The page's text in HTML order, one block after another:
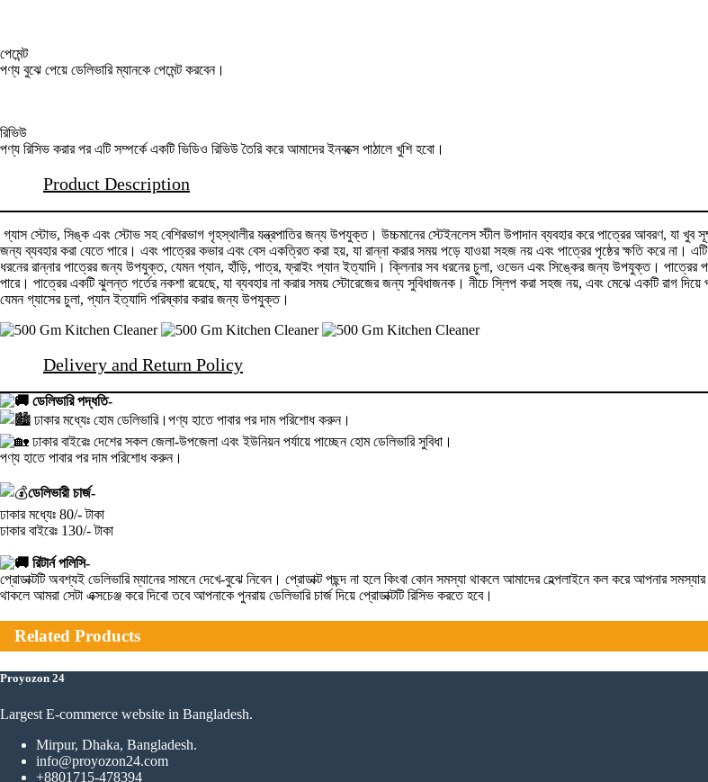
পেমেন্ট
পণ্য বুঝে পেয়ে ডেলিভারি ম্যানকে পেমেন্ট করবেন।
রিভিউ
পণ্য রিসিভ করার পর এটি সম্পর্কে একটি ভিডিও রিভিউ তৈরি করে আমাদের ইনবক্সে পাঠালে খুশি হবো।
Product Description
গ্যাস স্টোভ, সিঙ্ক এবং স্টোভ সহ বেশিরভাগ গৃহস্থালীর যন্ত্রপাতির জন্য উপযুক্ত। উচ্চমানের স্টেইনলেস স্টীল উপাদান ব্যবহার করে পাত্রের আবরণ, যা খুব
জন্য ব্যবহার করা যেতে পারে। এবং পাত্রের কভার এবং বেস একত্রিত করা হয়, যা রান্না করার সময় পড়ে যাওয়া সহজ নয় এবং পাত্রের পৃষ্ঠের ক্ষতি করে না।
ধরনের রান্নার পাত্রের জন্য উপযুক্ত, যেমন প্যান, হাঁড়ি, পাত্র, ফ্রাইং প্যান ইত্যাদি। ক্লিনার সব ধরনের চুলা, ওভেন এবং সিঙ্কের জন্য উপযুক্ত। পাত্রের
পারে। পাত্রের একটি ঝুলন্ত গর্তের নকশা রয়েছে, যা ব্যবহার না করার সময় স্টোরেজের জন্য সুবিধাজনক। নীচে স্লিপ করা সহজ নয়, এবং মেঝে একটি রাগ দিয়ে
যেমন গ্যাসের চুলা, প্যান ইত্যাদি পরিষ্কার করার জন্য উপযুক্ত।
Delivery and Return Policy
ডেলিভারি পদ্ধতি-
ঢাকার মধ্যেঃ হোম ডেলিভারি।পণ্য হাতে পাবার পর দাম পরিশোধ করুন।
ঢাকার বাইরেঃ দেশের সকল জেলা-উপজেলা এবং ইউনিয়ন পর্যায়ে পাচ্ছেন হোম ডেলিভারি সুবিধা।
পণ্য হাতে পাবার পর দাম পরিশোধ করুন।
ডেলিভারী চার্জ-
ঢাকার মধ্যেঃ 80/- টাকা
ঢাকার বাইরেঃ 130/- টাকা
রিটার্ন পলিসি-
প্রোডাক্টটি অবশ্যই ডেলিভারি ম্যানের সামনে দেখে-বুঝে নিবেন। প্রোডাক্ট পছন্দ না হলে কিংবা কোন সমস্যা থাকলে আমাদের হেল্পলাইনে কল করে আপনার
থাকলে আমরা সেটা এক্সচেঞ্জ করে দিবো তবে আপনাকে পুনরায় ডেলিভারি চার্জ দিয়ে প্রোডাক্টটি রিসিভ করতে হবে।
Related Products
Proyozon 24
Largest E-commerce website in Bangladesh.
Mirpur, Dhaka, Bangladesh.
info@proyozon24.com
+8801715-478394